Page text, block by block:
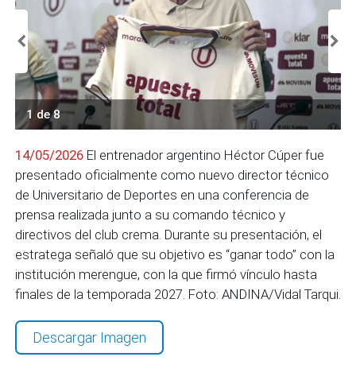
1 de 8
14/05/2026 El entrenador argentino Héctor Cúper fue
presentado oficialmente como nuevo director técnico
de Universitario de Deportes en una conferencia de
prensa realizada junto a su comando técnico y
directivos del club crema. Durante su presentación, el
estratega señaló que su objetivo es “ganar todo” con la
institución merengue, con la que firmó vínculo hasta
finales de la temporada 2027. Foto: ANDINA/Vidal Tarqui.
Descargar Imagen